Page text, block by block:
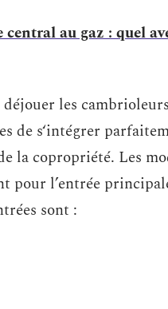
central au gaz : quel
déjouer les
de s‘intégrer
la copropriété. Les
pour l’entrée
sont :